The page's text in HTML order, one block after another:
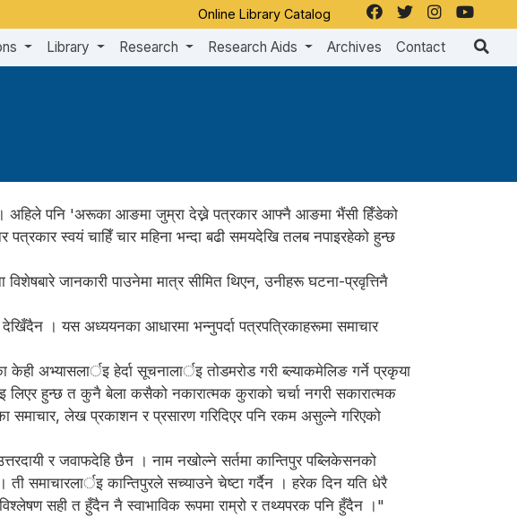
Online Library Catalog
Library Research Research Aids Archives Contact
। अहिले पनि 'अरूका आङमा जुम्रा देख्ने पत्रकार आफ्नै आङमा भैंसी हिँडेको
स्वयं चाहिँ चार महिना भन्दा बढी समयदेखि तलब नपाइरहेको हुन्छ
जानकारी पाउनेमा मात्र सीमित थिएन, उनीहरू घटना-प्रवृत्तिनै
। यस अध्ययनका आधारमा भन्नुपर्दा पत्रपत्रिकाहरूमा समाचार
केही अभ्यासलार्इ हेर्दा सूचनालार्इ तोडमरोड गरी ब्ल्याकमेलिङ गर्ने प्रकृया
हुन्छ त कुनै बेला कसैको नकारात्मक कुराको चर्चा नगरी सकारात्मक
समाचार, लेख प्रकाशन र प्रसारण गरिदिएर पनि रकम असुल्ने गरिएको
र जवाफदेहि छैन । नाम नखोल्ने सर्तमा कान्तिपुर पब्लिकेसनको
समाचारलार्इ कान्तिपुरले सच्याउने चेष्टा गर्दैन । हरेक दिन यति धेरै
सही त हुँदैन नै स्वाभाविक रूपमा राम्रो र तथ्यपरक पनि हुँदैन ।"